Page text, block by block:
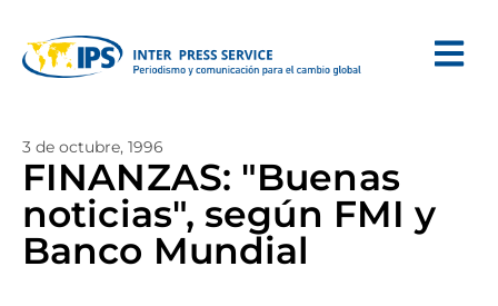
3 de octubre, 1996
FINANZAS: "Buenas
noticias", según FMI y
Banco Mundial